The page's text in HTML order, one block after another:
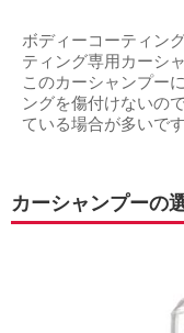
ボディーコーティン
ティング専用カーシャ
このカーシャンプー
ングを傷付けないの
ている場合が多いです
カーシャンプーの